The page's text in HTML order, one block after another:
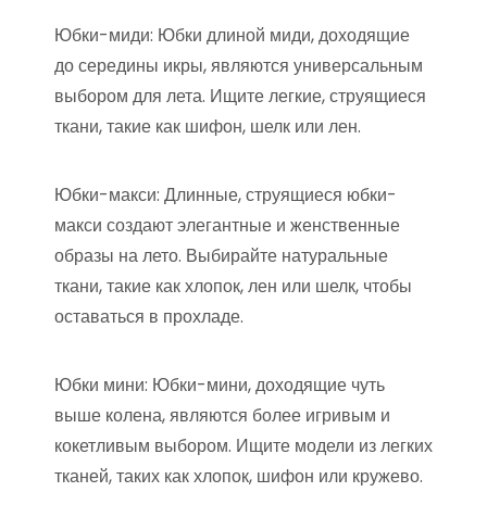
Юбки-миди: Юбки длиной миди, доходящие
до середины икры, являются универсальным
выбором для лета. Ищите легкие, струящиеся
ткани, такие как шифон, шелк или лен.
Юбки-макси: Длинные, струящиеся юбки-
макси создают элегантные и женственные
образы на лето. Выбирайте натуральные
ткани, такие как хлопок, лен или шелк, чтобы
оставаться в прохладе.
Юбки мини: Юбки-мини, доходящие чуть
выше колена, являются более игривым и
кокетливым выбором. Ищите модели из легких
тканей, таких как хлопок, шифон или кружево.